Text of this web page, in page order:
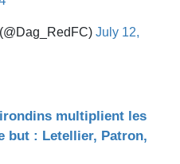
July 12,
multiplient les
but : Letellier, Patron,